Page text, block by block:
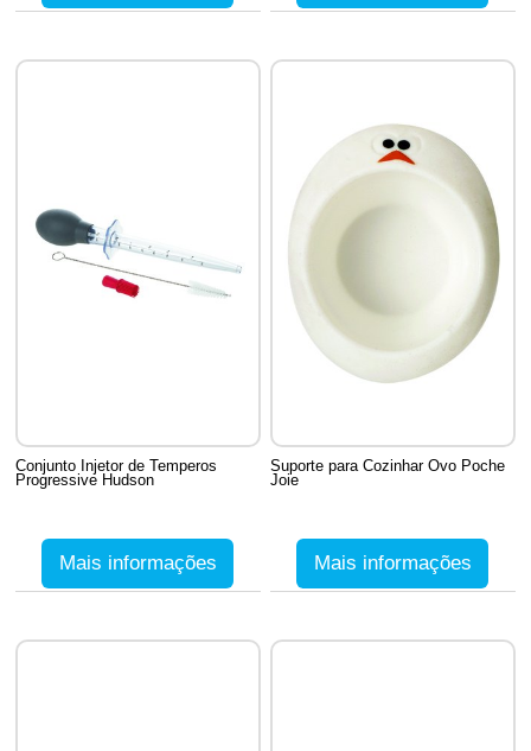
Conjunto Injetor de Temperos
Progressive Hudson
Mais informações
Suporte para Cozinhar Ovo Poche
Joie
Mais informações